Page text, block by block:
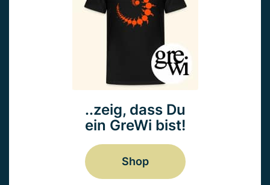
..zeig, dass Du
ein GreWi bist!
Shop